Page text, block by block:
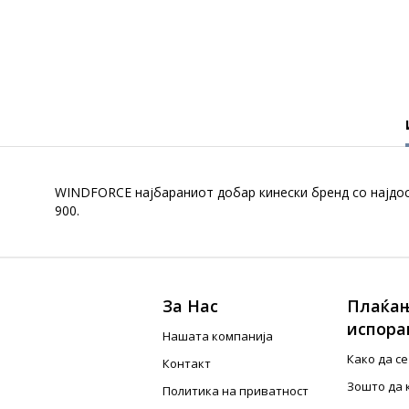
WINDFORCE најбараниот добар кинески бренд со
900.
За Нас
Нашата компанија
Контакт
Политика на приватност
Како да
Зошто да